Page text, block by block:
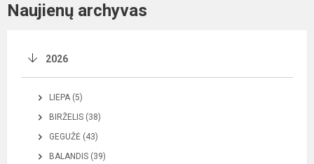
Naujienų archyvas
2026
LIEPA (5)
BIRŽELIS (38)
GEGUŽĖ (43)
BALANDIS (39)